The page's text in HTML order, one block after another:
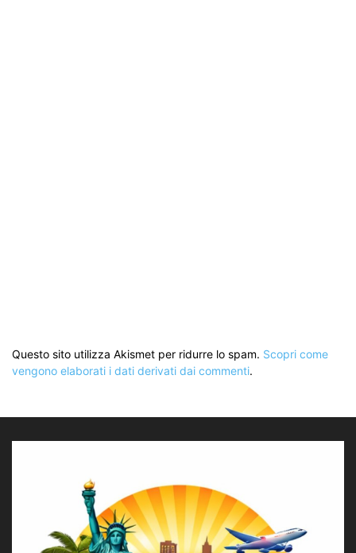
Questo sito utilizza Akismet per ridurre lo spam. Scopri come
vengono elaborati i dati derivati dai commenti.